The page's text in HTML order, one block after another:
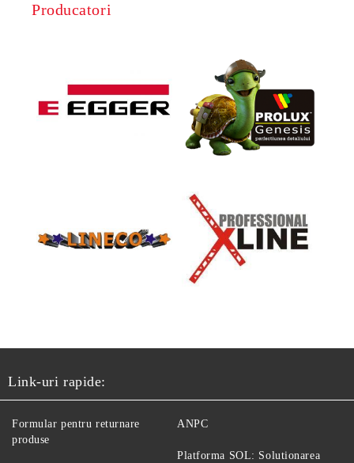
Producatori
Link-uri rapide:
Formular pentru returnare
produse
ANPC
Platforma SOL: Solutionarea